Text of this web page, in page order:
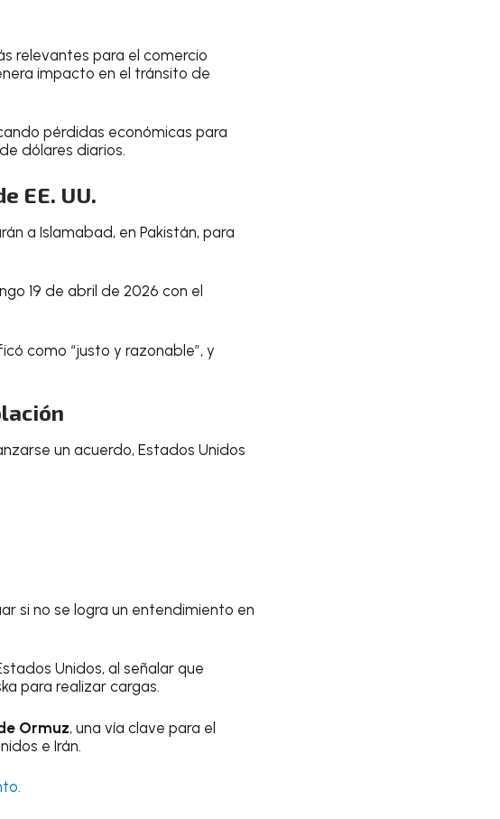
relevantes para el comercio
impacto en el tránsito de
pérdidas económicas para
dólares diarios.
EE. UU.
a Islamabad, en Pakistán, para
19 de abril de 2026 con el
como “justo y razonable”, y
un acuerdo, Estados Unidos
si no se logra un entendimiento en
Unidos, al señalar que
para realizar cargas.
Ormuz, una vía clave para el
e Irán.